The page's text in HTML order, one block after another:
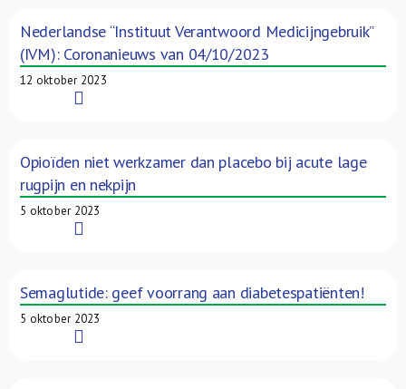
Nederlandse “Instituut Verantwoord Medicijngebruik”
(IVM): Coronanieuws van 04/10/2023
12 oktober 2023
Opioïden niet werkzamer dan placebo bij acute lage
rugpijn en nekpijn
5 oktober 2023
Semaglutide: geef voorrang aan diabetespatiënten!
5 oktober 2023